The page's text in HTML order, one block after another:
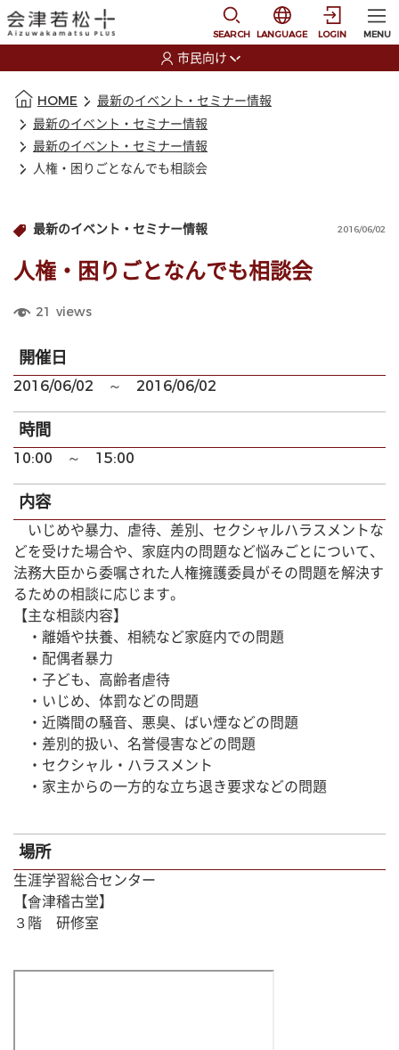
SEARCH
選択すると言語の切
LANGUAGE LOGIN MENU
市民向け
HOME
最新のイベント・セミナー情報
最新のイベント・セミナー情報
最新のイベント・セミナー情報
人権・困りごとなんでも相談会
最新のイベント・セミナー情報 2016/06/02
人権・困りごとなんでも相談会
21 views
開催日
2016/06/02 ～ 2016/06/02
時間
10:00 ～ 15:00
内容
いじめや暴力、虐待、差別、セクシャルハラスメントな
どを受けた場合や、家庭内の問題など悩みごとについて、
法務大臣から委嘱された人権擁護委員がその問題を解決す
るための相談に応じます。
【主な相談内容】
・離婚や扶養、相続など家庭内での問題
・配偶者暴力
・子ども、高齢者虐待
・いじめ、体罰などの問題
・近隣間の騒音、悪臭、ばい煙などの問題
・差別的扱い、名誉侵害などの問題
・セクシャル・ハラスメント
・家主からの一方的な立ち退き要求などの問題
場所
生涯学習総合センター
【會津稽古堂】
３階 研修室